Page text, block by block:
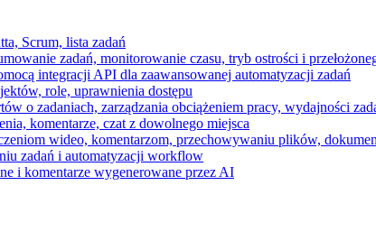
Scrum, lista zadań
zadań, monitorowanie czasu, tryb ostrości i
integracji API dla zaawansowanej automatyzacji zadań
role, uprawnienia dostępu
o zadaniach, zarządzania obciążeniem pracy, wydajności
komentarze, czat z dowolnego miejsca
wideo, komentarzom, przechowywaniu plików,
zadań i automatyzacji workflow
i komentarze wygenerowane przez AI